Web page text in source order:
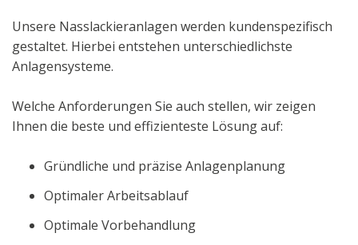
Unsere Nasslackieranlagen werden kundenspezifisch
gestaltet. Hierbei entstehen unterschiedlichste
Anlagensysteme.
Welche Anforderungen Sie auch stellen, wir zeigen
Ihnen die beste und effizienteste Lösung auf:
Gründliche und präzise Anlagenplanung
Optimaler Arbeitsablauf
Optimale Vorbehandlung